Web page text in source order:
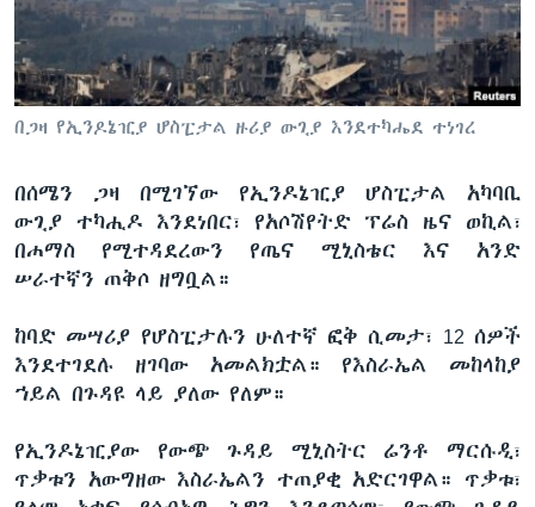
ቋንቋዎች
በጋዛ የኢንዶኔዢያ ሆስፒታል ዙሪያ ውጊያ እንደተካሔደ ተነገረ
በሰሜን ጋዛ በሚገኘው የኢንዶኔዢያ ሆስፒታል አካባቢ
ውጊያ ተካሒዶ እንደነበር፣ የአሶሽየትድ ፕሬስ ዜና ወኪል፣
በሐማስ የሚተዳደረውን የጤና ሚኒስቴር እና አንድ
ሠራተኛን ጠቅሶ ዘግቧል።
ከባድ መሣሪያ የሆስፒታሉን ሁለተኛ ፎቅ ሲመታ፣ 12 ሰዎች
እንደተገደሉ ዘገባው አመልክቷል። የእስራኤል መከላከያ
ኀይል በጉዳዩ ላይ ያለው የለም።
የኢንዶኔዢያው የውጭ ጉዳይ ሚኒስትር ሬንቶ ማርሱዲ፣
ጥቃቱን አውግዘው እስራኤልን ተጠያቂ አድርገዋል። ጥቃቱ፣